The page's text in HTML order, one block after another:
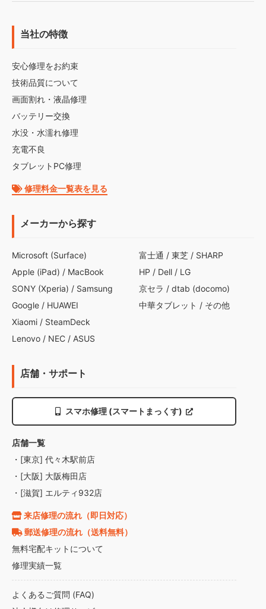
当社の特徴
安心修理をお約束
技術品質について
画面割れ・液晶修理
バッテリー交換
水没・水濡れ修理
充電不良
タブレットPC修理
修理料金一覧表を見る
メーカーから探す
Microsoft (Surface)
Apple (iPad) / MacBook
SONY (Xperia) / Samsung
Google / HUAWEI
Xiaomi / SteamDeck
Lenovo / NEC / ASUS
富士通 / 東芝 / SHARP
HP / Dell / LG
京セラ / dtab (docomo)
中華タブレット / その他
店舗・サポート
スマホ修理 (スマートまっくす)
店舗一覧
・[東京] 代々木駅前店
・[大阪] 大阪梅田店
・[滋賀] エルティ932店
来店修理の流れ（即日対応）
郵送修理の流れ（送料無料）
無料宅配キットについて
修理実績一覧
よくあるご質問 (FAQ)